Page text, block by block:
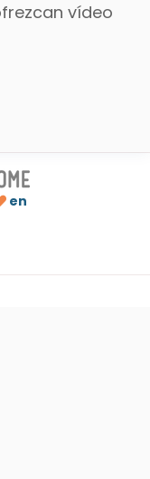
vídeo
en